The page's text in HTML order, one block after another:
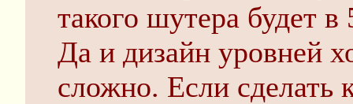
такого шутера будет
Да и дизайн уровней
сложно. Если сделать